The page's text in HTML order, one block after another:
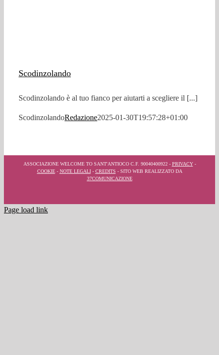
Scodinzolando
Scodinzolando è al tuo fianco per aiutarti a scegliere il [...]
ScodinzolandoRedazione2025-01-30T19:57:28+01:00
ASSOCIAZIONE WELCOME TO SANT'ANTIOCO C.F. 90040400922 - PRIVACY-
COOKIE- NOTE LEGALI- CREDITS - SITO WEB REALIZZATO DA
37COMUNICAZIONE
Page load link